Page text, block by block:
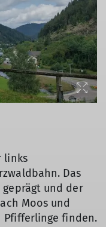
links
Das
und der
Moos und
Pfifferlinge finden.